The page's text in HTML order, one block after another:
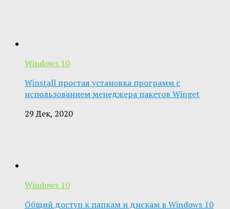
Windows 10
Winstall простая установка программ с
использованием менеджера пакетов Winget
29 Дек, 2020
Windows 10
Общий доступ к папкам и дискам в Windows 10